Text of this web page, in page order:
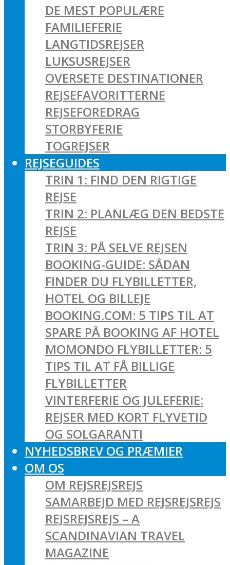
DE MEST POPULÆRE
FAMILIEFERIE
LANGTIDSREJSER
LUKSUSREJSER
OVERSETE DESTINATIONER
REJSEFAVORITTERNE
REJSEFOREDRAG
STORBYFERIE
TOGREJSER
REJSEGUIDES
TRIN 1: FIND DEN RIGTIGE
REJSE
TRIN 2: PLANLÆG DEN BEDSTE
REJSE
TRIN 3: PÅ SELVE REJSEN
BOOKING-GUIDE: SÅDAN
FINDER DU FLYBILLETTER,
HOTEL OG BILLEJE
BOOKING.COM: 5 TIPS TIL AT
SPARE PÅ BOOKING AF HOTEL
MOMONDO FLYBILLETTER: 5
TIPS TIL AT FÅ BILLIGE
FLYBILLETTER
VINTERFERIE OG JULEFERIE:
REJSER MED KORT FLYVETID
OG SOLGARANTI
NYHEDSBREV OG PRÆMIER
OM OS
OM REJSREJSREJS
SAMARBEJD MED REJSREJSREJS
REJSREJSREJS – A
SCANDINAVIAN TRAVEL
MAGAZINE